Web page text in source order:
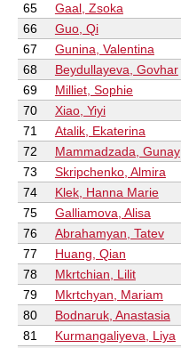
65
Gaal, Zsoka
66
Guo, Qi
67
Gunina, Valentina
68
Beydullayeva, Govhar
69
Milliet, Sophie
70
Xiao, Yiyi
71
Atalik, Ekaterina
72
Mammadzada, Gunay
73
Skripchenko, Almira
74
Klek, Hanna Marie
75
Galliamova, Alisa
76
Abrahamyan, Tatev
77
Huang, Qian
78
Mkrtchian, Lilit
79
Mkrtchyan, Mariam
80
Bodnaruk, Anastasia
81
Kurmangaliyeva, Liya